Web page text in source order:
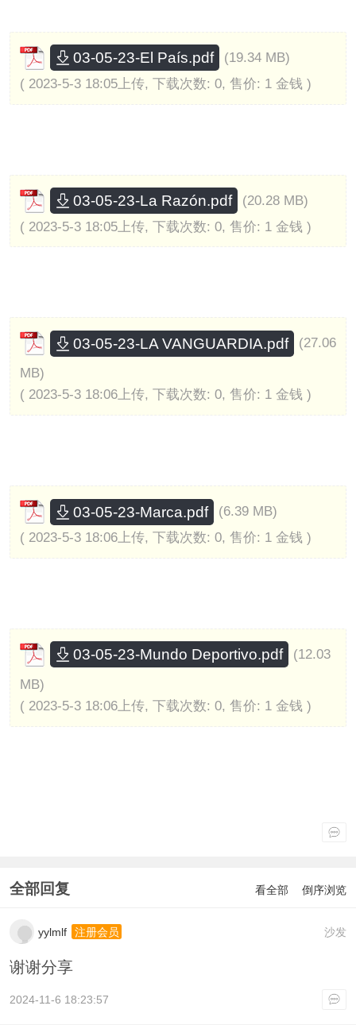
03-05-23-El País.pdf
(19.34 MB)
( 2023-5-3 18:05上传, 下载次数: 0, 售价: 1 金钱 )
03-05-23-La Razón.pdf
(20.28 MB)
( 2023-5-3 18:05上传, 下载次数: 0, 售价: 1 金钱 )
03-05-23-LA VANGUARDIA.pdf
(27.06
MB)
( 2023-5-3 18:06上传, 下载次数: 0, 售价: 1 金钱 )
03-05-23-Marca.pdf
(6.39 MB)
( 2023-5-3 18:06上传, 下载次数: 0, 售价: 1 金钱 )
03-05-23-Mundo Deportivo.pdf
(12.03
MB)
( 2023-5-3 18:06上传, 下载次数: 0, 售价: 1 金钱 )
全部回复 看全部 倒序浏览
沙发
yylmlf 注册会员
谢谢分享
2024-11-6 18:23:57